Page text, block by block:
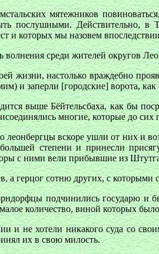
мятежников
послушными. Действительно, в
и которых мы назовем
волнения среди жителей округов
жизни, настолько враждебно
и заперли [городские] ворота,
выше Бёйтельсбаха, как бы
многие, которые до сих
вскоре ушли от них и
степени и принесли
с ними вели прибывшие из
герцог сотню других, с
подчинились государю и
количество, виной которых
не хотели никакого суда со
их в свою милость.